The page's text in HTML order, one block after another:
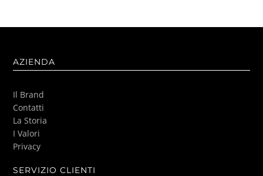
AZIENDA
Il Brand
Contatti
La Storia
I Valori
Privacy
SERVIZIO CLIENTI